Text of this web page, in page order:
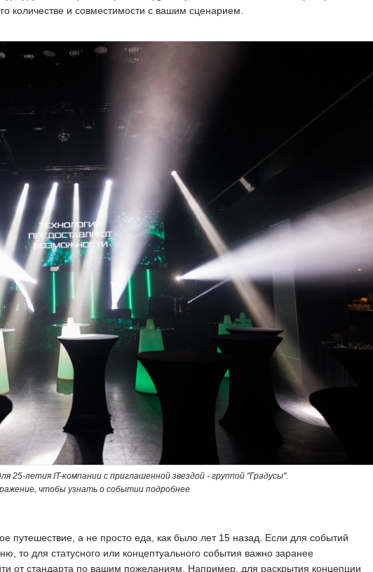
количестве и совместимости с вашим сценарием.
25-летия IT-компании с приглашенной звездой - группой "Градусы".
чтобы узнать о событии подробнее
путешествие, а не просто еда, как было лет 15 назад. Если для событий
то для статусного или концептуального события важно заранее
от стандарта по вашим пожеланиям. Например, для раскрытия концепции